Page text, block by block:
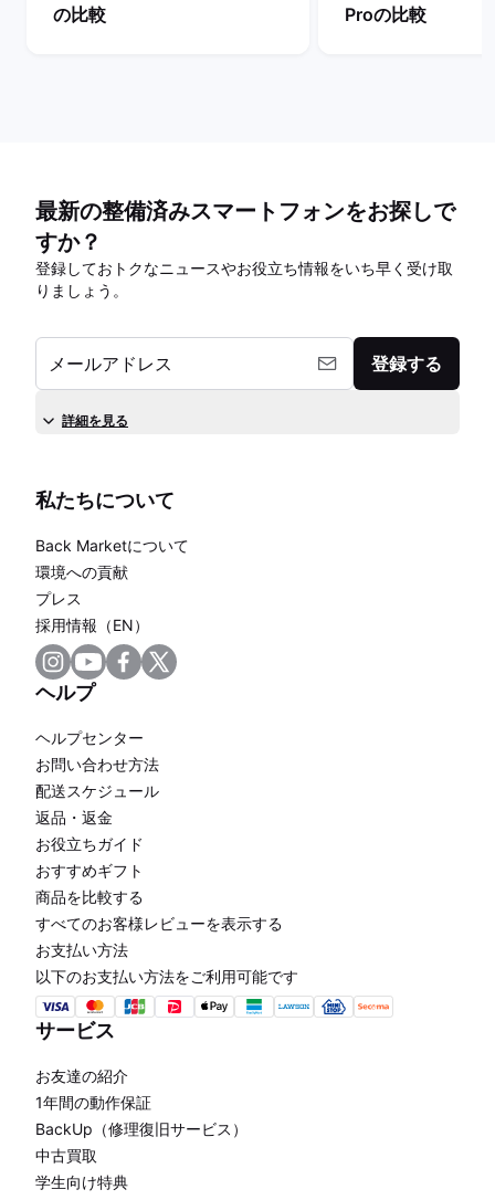
の比較
Proの比較
最新の整備済みスマートフォンをお探しで
すか？
登録しておトクなニュースやお役立ち情報をいち早く受け取
りましょう。
メールアドレス 登録する
詳細を見る
私たちについて
Back Marketについて
環境への貢献
プレス
採用情報（EN）
ヘルプ
ヘルプセンター
お問い合わせ方法
配送スケジュール
返品・返金
お役立ちガイド
おすすめギフト
商品を比較する
すべてのお客様レビューを表示する
お支払い方法
以下のお支払い方法をご利用可能です
サービス
お友達の紹介
1年間の動作保証
BackUp（修理復旧サービス）
中古買取
学生向け特典